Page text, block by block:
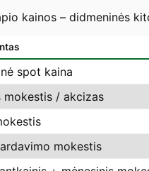
kainos – didmeninės
spot kaina
mokestis / akcizas
mokestis